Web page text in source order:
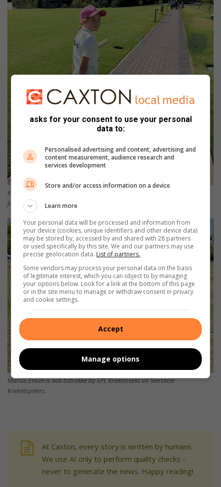
Krieket is lank nie meer net ‘n sport vir mans nie. Op die foto is Bailey
Jordaan is een van die dogters-krieketspelers by Marius.
Marius Enslin is ook betrokke by SPL Krieketreeks vir laerskole
krieketspelers.
At Caxton, every story is written by humans.
We use AI only to perform quality checks -
never to generate the news. Happy reading!
asks for your consent to use your personal
data to:
Personalised advertising and content, advertising and
content measurement, audience research and
services development
Store and/or access information on a device
Learn more
Your personal data will be processed and information from
your device (cookies, unique identifiers and other device data)
may be stored by, accessed by and shared with 28 partners
or used specifically by this site. We and our partners may use
precise geolocation data. List of partners.
Some vendors may process your personal data on the basis
of legitimate interest, which you can object to by managing
your options below. Look for a link at the bottom of this page
or in the site menu to manage or withdraw consent in privacy
and cookie settings.
Accept
Manage options